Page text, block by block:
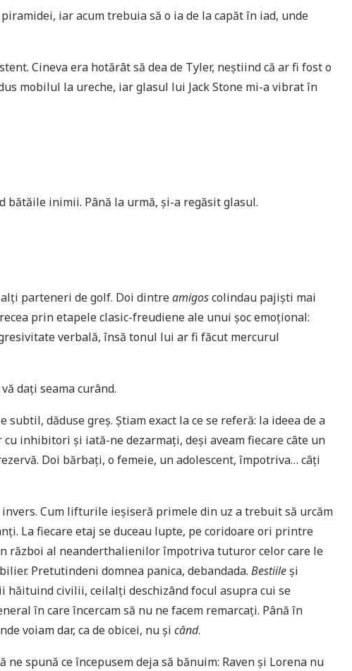
iar acum trebuia să o ia de la capăt în iad, unde
Cineva era hotărât să dea de Tyler, neştiind că ar fi fost o
mobilul la ureche, iar glasul lui Jack Stone mi-a vibrat în
bătăile inimii. Până la urmă, şi-a regăsit glasul.
parteneri de golf. Doi dintreamigoscolindau pajişti mai
prin etapele clasic-freudiene ale unui şoc emoţional:
verbală, însă tonul lui ar fi făcut mercurul
daţi seama curând.
subtil, dăduse greş. Ştiam exact la ce se referă: la ideea de a
inhibitori şi iată-ne dezarmaţi, deşi aveam fiecare câte un
Doi bărbaţi, o femeie, un adolescent, împotriva… câţi
Cum lifturile ieşiseră primele din uz a trebuit să urcăm
La fiecare etaj se duceau lupte, pe coridoare ori printre
război al neanderthalienilor împotriva tuturor celor care le
Pretutindeni domnea panica, debandada. Bestiileşi
hăituind civilii, ceilalţi deschizând focul asupra cui se
în care încercam să nu ne facem remarcaţi. Până în
voiam dar, ca de obicei, nu şi când.
ne spună ce începusem deja să bănuim: Raven şi Lorena nu